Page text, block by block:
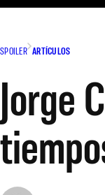
SPOILER ARTÍCULOS
Jorge